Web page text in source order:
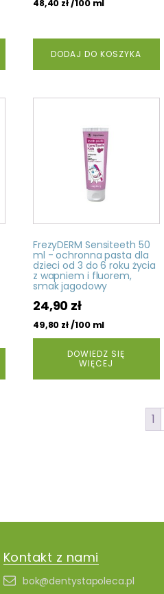
48,40 zł/100 ml
DODAJ DO KOSZYKA
FrezyDERM Sensiteeth 50
ml - ochronna pasta dla
dzieci od 3 do 6 roku życia
z wapniem i fluorem,
smak jagodowy
24,90 zł
49,80 zł/100 ml
DOWIEDZ SIĘ
WIĘCEJ
1
Kontakt z nami
bok@dentystapoleca.pl